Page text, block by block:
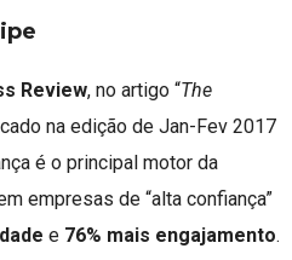
Review, no artigo “The
na edição de Jan-Fev 2017
é o principal motor da
empresas de “alta confiança”
e 76% mais engajamento.